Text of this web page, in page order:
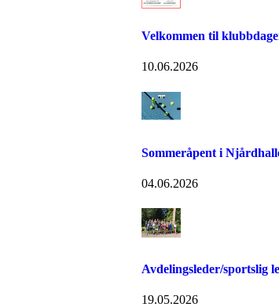
Velkommen til
10.06.2026
Sommeråpent i
04.06.2026
Avdelingsleder/sportslig
19.05.2026